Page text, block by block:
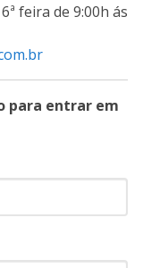
feira de 9:00h ás
para entrar em